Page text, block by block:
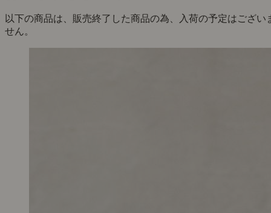
以下の商品は、販売終了した商品の為、入荷の予定はござい
せん。